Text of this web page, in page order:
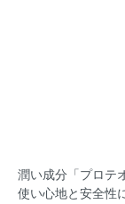
潤い成分「プロテ
使い心地と安全性